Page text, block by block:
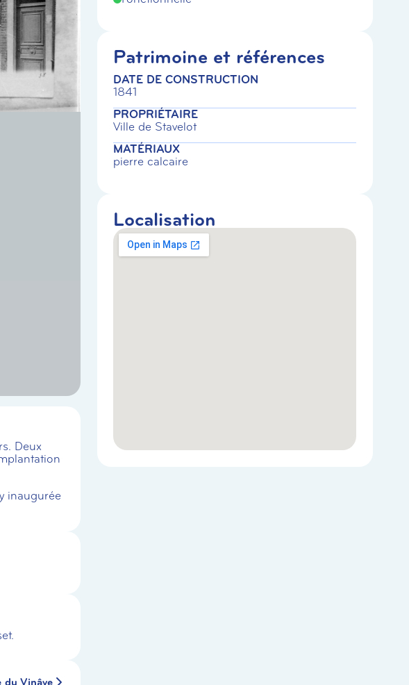
Deux
inaugurée
du Vinâve
Patrimoine et références
DATE DE CONSTRUCTION
1841
PROPRIÉTAIRE
Ville de Stavelot
MATÉRIAUX
pierre calcaire
Localisation